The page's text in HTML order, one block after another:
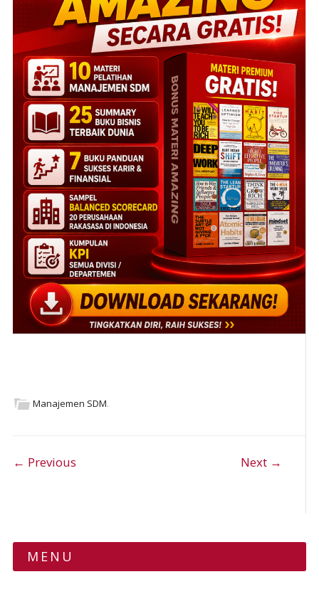
Manajemen SDM.
Post navigation
← Previous Next →
MENU